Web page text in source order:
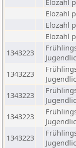
Elozahl
Elozahl
Elozahl
Elozahl
1343223
1343223
1343223
1343223
1343223